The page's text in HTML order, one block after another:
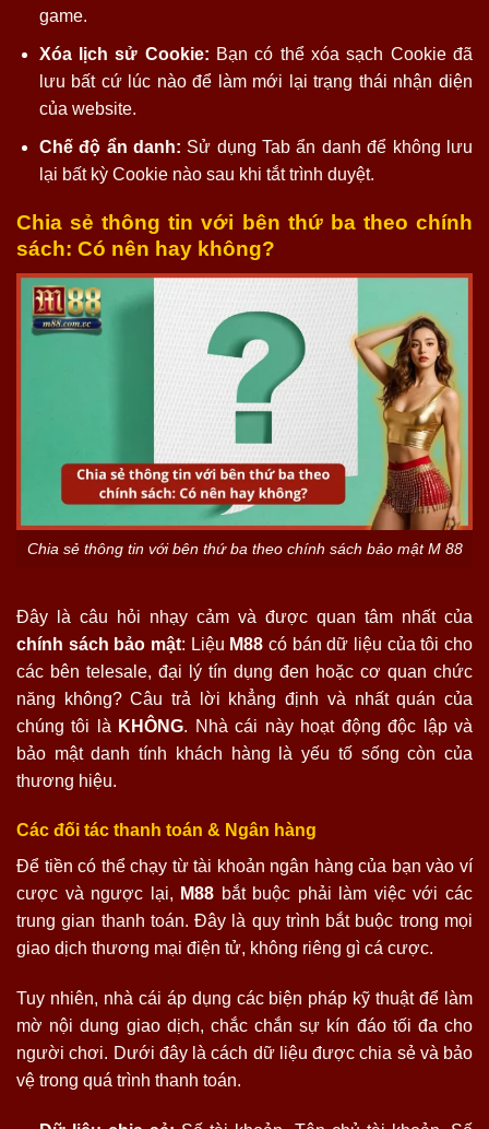
game.
Xóa lịch sử Cookie: Bạn có thể xóa sạch Cookie đã
lưu bất cứ lúc nào để làm mới lại trạng thái nhận diện
của website.
Chế độ ẩn danh: Sử dụng Tab ẩn danh để không lưu
lại bất kỳ Cookie nào sau khi tắt trình duyệt.
Chia sẻ thông tin với bên thứ ba theo chính
sách: Có nên hay không?
Chia sẻ thông tin với bên thứ ba theo chính sách bảo mật M 88
Đây là câu hỏi nhạy cảm và được quan tâm nhất của
chính sách bảo mật: Liệu M88 có bán dữ liệu của tôi cho
các bên telesale, đại lý tín dụng đen hoặc cơ quan chức
năng không? Câu trả lời khẳng định và nhất quán của
chúng tôi là KHÔNG. Nhà cái này hoạt động độc lập và
bảo mật danh tính khách hàng là yếu tố sống còn của
thương hiệu.
Các đối tác thanh toán & Ngân hàng
Để tiền có thể chạy từ tài khoản ngân hàng của bạn vào ví
cược và ngược lại, M88 bắt buộc phải làm việc với các
trung gian thanh toán. Đây là quy trình bắt buộc trong mọi
giao dịch thương mại điện tử, không riêng gì cá cược.
Tuy nhiên, nhà cái áp dụng các biện pháp kỹ thuật để làm
mờ nội dung giao dịch, chắc chắn sự kín đáo tối đa cho
người chơi. Dưới đây là cách dữ liệu được chia sẻ và bảo
vệ trong quá trình thanh toán.